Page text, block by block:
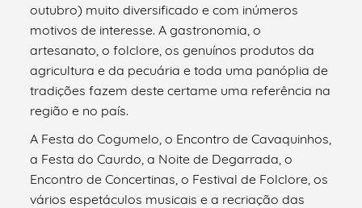
outubro) muito diversificado e com inúmeros
motivos de interesse. A gastronomia, o
artesanato, o folclore, os genuínos produtos da
agricultura e da pecuária e toda uma panóplia de
tradições fazem deste certame uma referência na
região e no país.
A Festa do Cogumelo, o Encontro de Cavaquinhos,
a Festa do Caurdo, a Noite de Degarrada, o
Encontro de Concertinas, o Festival de Folclore, os
vários espetáculos musicais e a recriação das